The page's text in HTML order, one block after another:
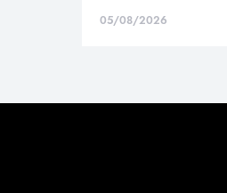
05/08/2026